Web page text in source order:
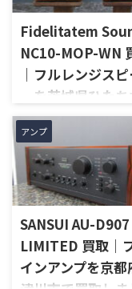
Fidelitatem
NC10-MOP-WN
｜フルレンジス
ーを茨城県ひた
市で買取しました
茨城県ひたちなか市で、
Fidelitatem Soundのフ
ジスピーカー「NC10-
WN」を出張買取させて
きました。今回のお品
Markaudioのフルレンジ
トを使用したNC10系の
カーシステムで、左右
出し状態、ユニットの
アンプ
SANSUI AU-D907
LIMITED 買取｜
インアンプを京都